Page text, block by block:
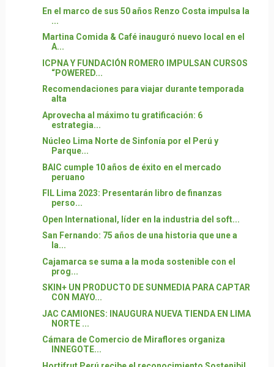
En el marco de sus 50 años Renzo Costa impulsa la
...
Martina Comida & Café inauguró nuevo local en el
A...
ICPNA Y FUNDACIÓN ROMERO IMPULSAN CURSOS
“POWERED...
Recomendaciones para viajar durante temporada
alta
Aprovecha al máximo tu gratificación: 6
estrategia...
Núcleo Lima Norte de Sinfonía por el Perú y
Parque...
BAIC cumple 10 años de éxito en el mercado
peruano
FIL Lima 2023: Presentarán libro de finanzas
perso...
Open International, líder en la industria del soft...
San Fernando: 75 años de una historia que une a
la...
Cajamarca se suma a la moda sostenible con el
prog...
SKIN+ UN PRODUCTO DE SUNMEDIA PARA CAPTAR
CON MAYO...
JAC CAMIONES: INAUGURA NUEVA TIENDA EN LIMA
NORTE ...
Cámara de Comercio de Miraflores organiza
INNEGOTE...